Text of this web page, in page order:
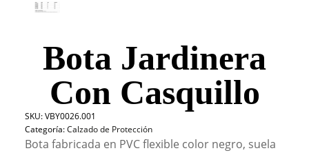
Bota Jardinera
Con Casquillo
SKU:VBY0026.001
Categoría:Calzado de Protección
Bota fabricada en PVC flexible color negro, suela